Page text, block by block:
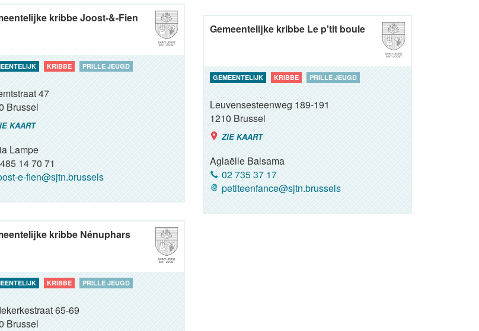
kribbe Joost-&-Fien
KRIBBE PRILLE JEUGD
47
Brussel
KAART
Lampe
14 70 71
e-fien@sjtn.brussels
Gemeentelijke kribbe Le p'tit boule
GEMEENTELIJK KRIBBE PRILLE JEUGD
Leuvensesteenweg 189-191
1210Brussel
ZIE KAART
Aglaëlle Balsama
02 735 37 17
petiteenfance@sjtn.brussels
kribbe Nénuphars
KRIBBE PRILLE JEUGD
65-69
Brussel